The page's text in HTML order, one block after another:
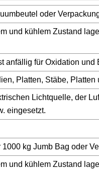
oder
und kühlem Zustand
anfällig für Oxidation und
Platten, Stäbe, Platten
Lichtquelle, der
eingesetzt.
kg Jumb Bag oder
und kühlem Zustand